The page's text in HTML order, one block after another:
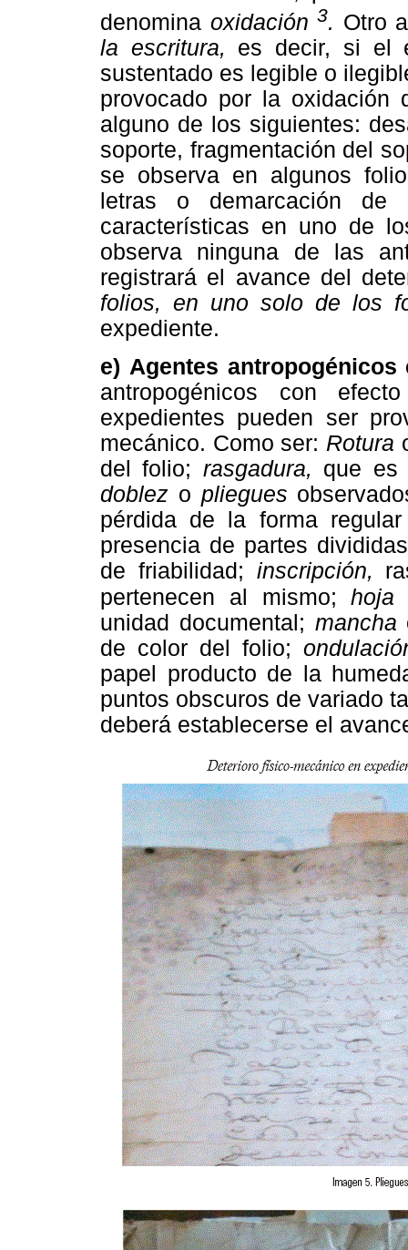
denomina oxidación 3. Otro
la escritura, es decir, si el
sustentado es legible o
provocado por la
alguno de los siguientes:
soporte, fragmentación del
se observa en algunos
letras o demarcación
características en uno de
observa ninguna de las
registrará el avance del
folios, en uno solo de los
expediente.
e) Agentes antropogénicos
antropogénicos con
expedientes pueden ser
mecánico. Como ser: Rotura
del folio; rasgadura, que es
doblez o pliegues
pérdida de la forma
presencia de partes
de friabilidad; inscripción,
pertenecen
al mismo;
unidad documental; mancha
de color del folio;
papel producto de la
puntos obscuros de variado
deberá establecerse el